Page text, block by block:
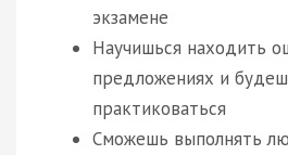
экзамене
Научишься находить
предложениях и
практиковаться
Сможешь выполнять